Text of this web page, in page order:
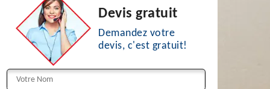
Devis gratuit
Demandez votre
devis, c'est gratuit!